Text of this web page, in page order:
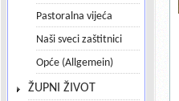
Pastoralna vijeća
Naši sveci zaštitnici
Opće (Allgemein)
ŽUPNI ŽIVOT